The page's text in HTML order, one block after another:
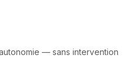
— sans intervention